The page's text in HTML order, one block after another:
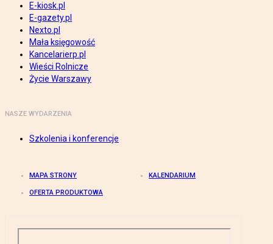
E-kiosk.pl
E-gazety.pl
Nexto.pl
Mała księgowość
Kancelarierp.pl
Wieści Rolnicze
Życie Warszawy
NASZE WYDARZENIA
Szkolenia i konferencje
MAPA STRONY KALENDARIUM
OFERTA PRODUKTOWA